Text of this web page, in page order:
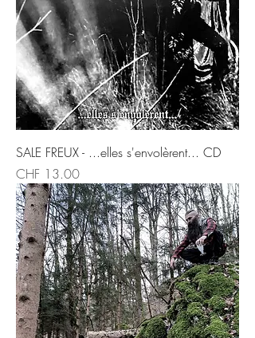
SALE FREUX - ...elles s'envolèrent... CD
Price
CHF 13.00